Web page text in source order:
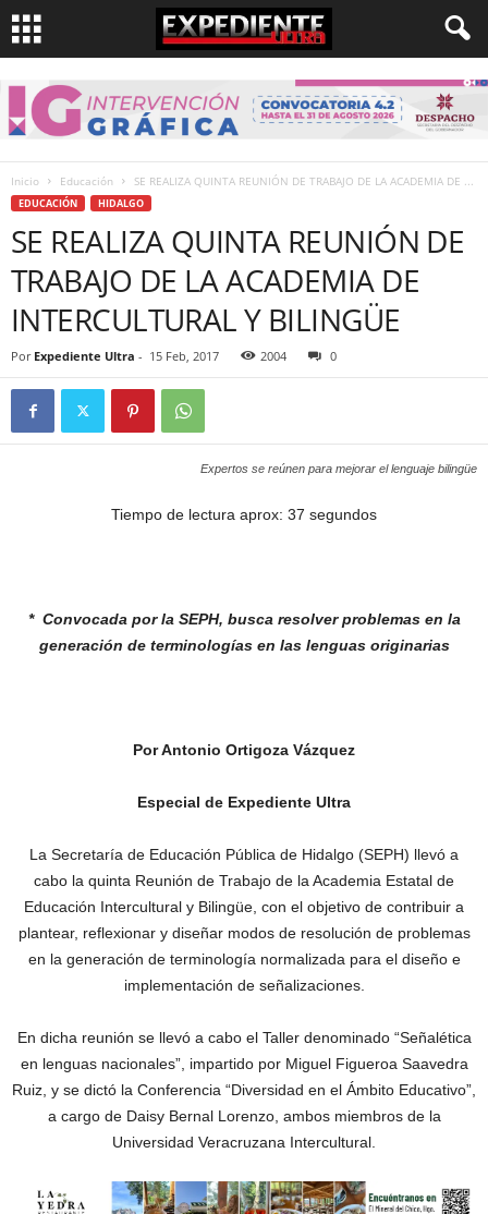
Inicio Educación SE REALIZA QUINTA REUNIÓN DE TRABAJO DE LA ACADEMIA DE ...
EDUCACIÓN HIDALGO
SE REALIZA QUINTA REUNIÓN DE
TRABAJO DE LA ACADEMIA DE
INTERCULTURAL Y BILINGÜE
Por Expediente Ultra - 15 Feb, 2017 2004 0
Expertos se reúnen para mejorar el lenguaje bilingüe
Tiempo de lectura aprox: 37 segundos
* Convocada por la SEPH, busca resolverproblemas en la
generación de terminologías en las lenguas originarias
Por Antonio Ortigoza Vázquez
Especial de Expediente Ultra
La Secretaría de Educación Pública de Hidalgo (SEPH) llevó a
cabo la quinta Reunión de Trabajo de la Academia Estatal de
Educación Intercultural y Bilingüe, con el objetivo de contribuir a
plantear, reflexionar y diseñar modos de resolución de problemas
en la generación de terminología normalizada para el diseño e
implementación de señalizaciones.
En dicha reunión se llevó a cabo el Taller denominado “Señalética
en lenguas nacionales”, impartido por Miguel Figueroa Saavedra
Ruiz, y se dictó la Conferencia “Diversidad en el Ámbito Educativo”,
a cargo de Daisy Bernal Lorenzo, ambos miembros de la
Universidad Veracruzana Intercultural.